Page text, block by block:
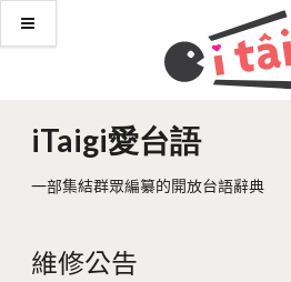
iTaigi愛台語
一部集結群眾編纂的開放台語辭典
維修公告